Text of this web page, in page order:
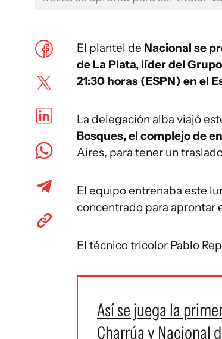
El plantel de Nacional se
de La Plata, líder del
21:30 horas (ESPN) en el
La delegación alba viajó
Bosques, el complejo de
Aires, para tener un
El equipo entrenaba este
concentrado para aprontar
El técnico tricolor Pablo
Así se juega la
Charrúa y Nacional